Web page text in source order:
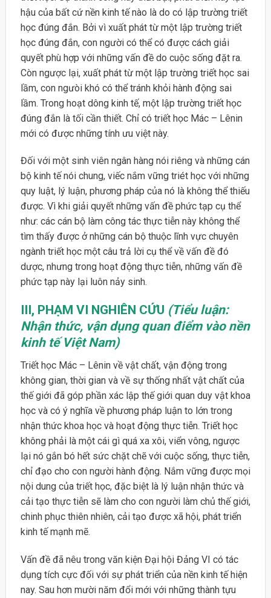
hậu của bất cứ nền kinh tế nào là do có lập trường triết
học đúng đắn. Bởi vì xuất phát từ một lập trường triết
học đúng đắn, con người có thể có được cách giải
quyết phù hợp với những vấn đề do cuộc sống đặt ra.
Còn ngược lại, xuất phát từ một lập trường triết học sai
lầm, con ngưòi khó có thể tránh khỏi hành động sai
lầm. Trong hoạt dông kinh tế, một lập trường triết học
đúng đắn là tối cần thiết. Chỉ có triết học Mác – Lênin
mới có được những tính ưu việt này.
Đối với một sinh viên ngân hàng nói riêng và những cán
bộ kinh tế nói chung, viếc nắm vững triét học với những
quy luật, lý luận, phương pháp của nó là không thể thiếu
được. Vì khi giải quyết những vấn đề phức tạp cụ thể
như: các cán bộ làm công tác thực tiễn này không thể
tìm thấy được ở những cán bộ thuộc lĩnh vực chuyên
ngành triết học một câu trả lời cụ thể về vấn đề đó
dược, nhưng trong hoạt động thực tiễn, những vấn đề
phức tạp này lại luôn nảy sinh.
III, PHẠM VI NGHIÊN CỨU (Tiểu luận:
Nhận thức, vận dụng quan điểm vào nền
kinh tế Việt Nam)
Triết học Mác – Lênin về vật chất, vận động trong
không gian, thời gian và về sự thống nhất vật chất của
thế giới đã góp phần xác lập thế giới quan duy vật khoa
học và có ý nghĩa về phương pháp luận to lớn trong
nhận thức khoa học và hoạt động thực tiễn. Triết học
không phải là một cái gì quá xa xôi, viển vông, ngược
lại nó gắn bó hết sức chặt chẽ với cuộc sống, thực tiễn,
chỉ đạo cho con người hành động. Nắm vững được mọi
nội dung của triết học, đặc biệt là lý luận nhận thức và
cải tạo thực tiễn sẽ làm cho con người làm chủ thế giới,
chinh phục thiên nhiên, cải tạo được xã hội, phát triển
kinh tế mạnh mẽ.
Vấn đề đã nêu trong văn kiện Đại hội Đảng VI có tác
dụng tích cực đối với sự phát triển của nền kinh tế hiện
nay. Sau hơn mười năm đổi mới với những thành tựu